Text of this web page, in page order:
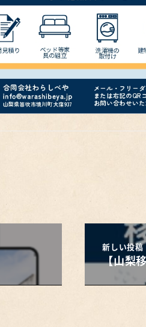
新しい投稿
【山梨